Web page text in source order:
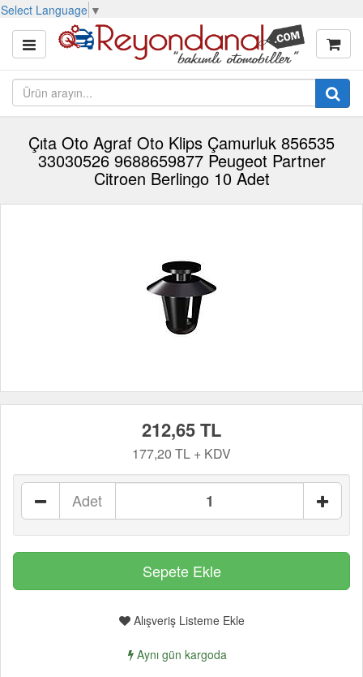
Select Language ▼
Çıta Oto Agraf Oto Klips Çamurluk 856535
33030526 9688659877 Peugeot Partner
Citroen Berlingo 10 Adet
212,65 TL
177,20 TL + KDV
Adet
Alışveriş Listeme Ekle
Aynı gün kargoda